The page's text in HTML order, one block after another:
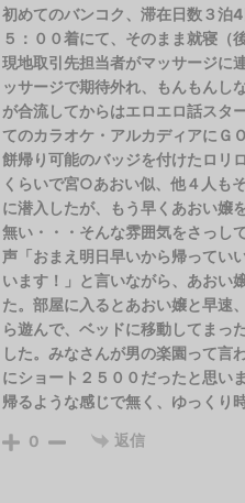
初めてのバンコク、滞在日数３
５：００着にて、そのまま就寝（
現地取引先担当者がマッサージに
ッサージで期待外れ、もんもんし
が合流してからはエロエロ話スタ
てのカラオケ・アルカディアにＧ
餅帰り可能のバッジを付けたロリ
くらいで宮○あおい似、他４人も
に潜入したが、もう早くあおい嬢
無い・・・そんな雰囲気をさっし
声「おまえ明日早いから帰ってい
います！」と言いながら、あおい
た。部屋に入るとあおい嬢と早速
ら遊んで、ベッドに移動してまっ
した。みなさんが男の楽園って言
にショート２５００だったと思い
帰るような感じで無く、ゆっくり
0 返信